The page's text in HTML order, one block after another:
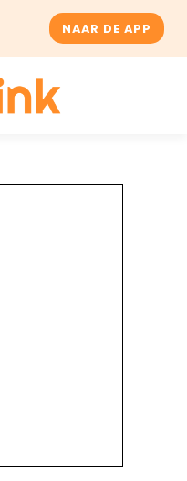
NAAR DE APP